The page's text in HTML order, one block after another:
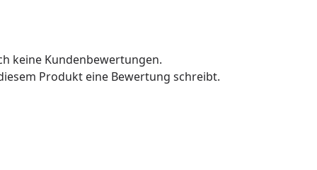
keine Kundenbewertungen.
Produkt eine Bewertung schreibt.